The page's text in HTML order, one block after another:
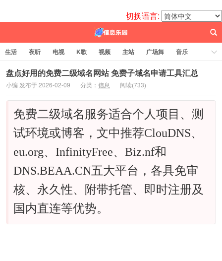
切换语言:
百信之源
生活 夜听 电视 K歌 视频 主站 广场舞
音乐
歌曲
电台 图片 热舞 科技 代码 电影 标签云
盘点好用的免费二级域名网站 免费子域名申请工具汇总
小编 发布于 2026-02-09 分类： 信息 阅读(733)
免费二级域名服务适合个人项目、测
试环境或博客，文中推荐ClouDNS、
eu.org、InfinityFree、Biz.nf和
DNS.BEAA.CN五大平台，各具免审
核、永久性、附带托管、即时注册及
国内直连等优势。